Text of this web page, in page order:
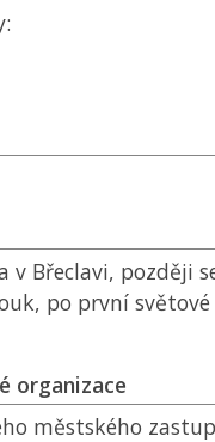
v Břeclavi, později
po první
organizace
městského